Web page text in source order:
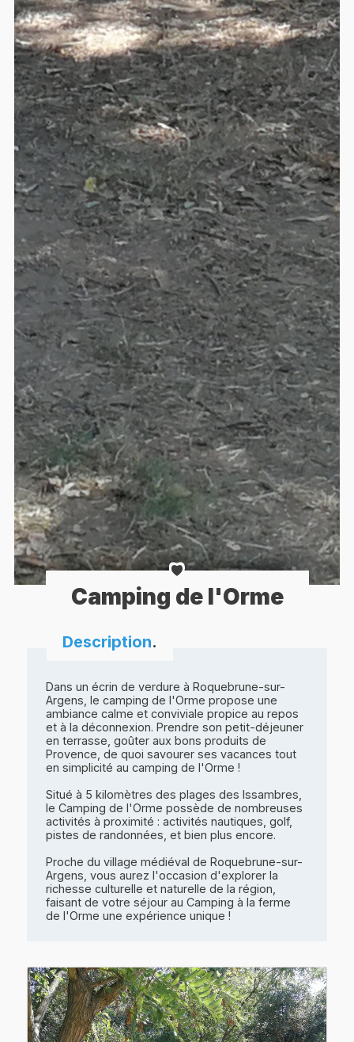
Camping de l'Orme
Description.
Dans un écrin de verdure à Roquebrune-sur-
Argens, le camping de l'Orme propose une
ambiance calme et conviviale propice au repos
et à la déconnexion. Prendre son petit-déjeuner
en terrasse, goûter aux bons produits de
Provence, de quoi savourer ses vacances tout
en simplicité au camping de l'Orme !
Situé à 5 kilomètres des plages des Issambres,
le Camping de l'Orme possède de nombreuses
activités à proximité : activités nautiques, golf,
pistes de randonnées, et bien plus encore.
Proche du village médiéval de Roquebrune-sur-
Argens, vous aurez l'occasion d'explorer la
richesse culturelle et naturelle de la région,
faisant de votre séjour au Camping à la ferme
de l'Orme une expérience unique !